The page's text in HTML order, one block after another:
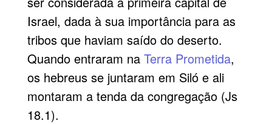
Israel, dada à sua importância para as
tribos que haviam saído do deserto.
Quando entraram na Terra Prometida,
os hebreus se juntaram em Siló e ali
montaram a tenda da congregação (Js
18.1).